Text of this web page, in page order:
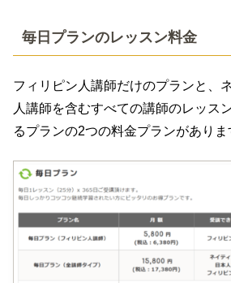
毎日プランのレッスン料金
フィリピン人講師だけのプランと、
人講師を含むすべての講師のレッス
るプランの2つの料金プランがありま